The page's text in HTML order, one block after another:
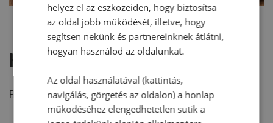
Hozzászólások
Ehhez a recepthez még nem érkezett hozzászólás.
helyez el az eszközeiden, hogy biztosítsa
az oldal jobb működését, illetve, hogy
segítsen nekünk és partnereinknek átlátni,
hogyan használod az oldalunkat.
Az oldal használatával (kattintás,
navigálás, görgetés az oldalon) a honlap
működéséhez elengedhetetlen sütik a